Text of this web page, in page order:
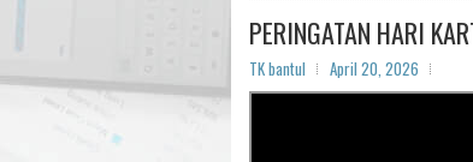
PERINGATAN HARI
TK bantul April 20, 2026